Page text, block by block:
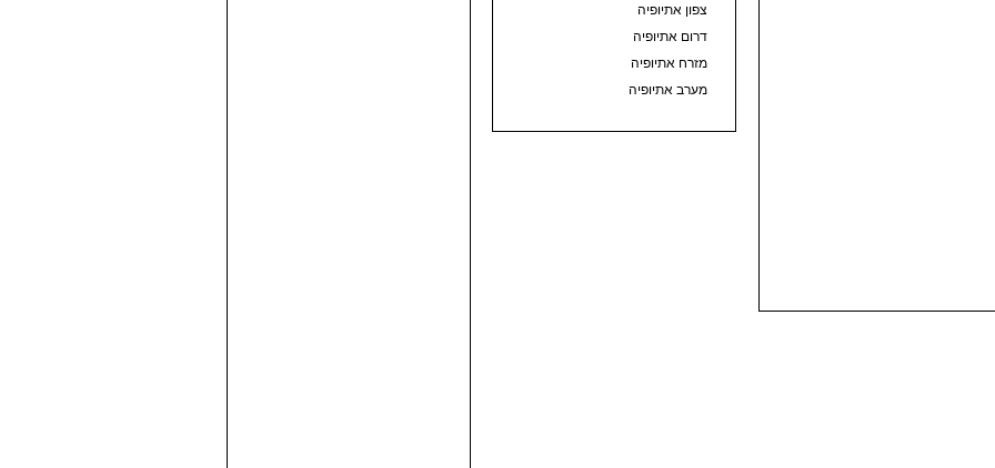
צפון אתיופיה
דרום אתיופיה
מזרח אתיופיה
מערב אתיופיה